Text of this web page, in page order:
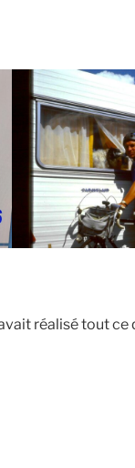
réalisé tout ce